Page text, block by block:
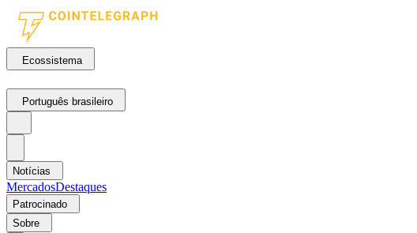
Ecossistema
Português brasileiro
Notícias
MercadosDestaques
Patrocinado
Sobre